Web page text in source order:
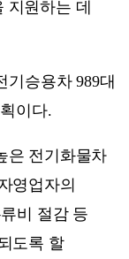
지원하는 데
승용차 989대
이다.
은 전기화물차
영업자의
비 절감 등
도록 할